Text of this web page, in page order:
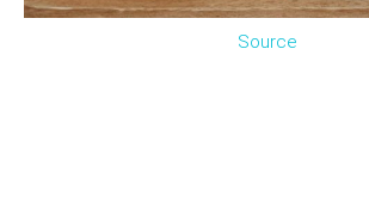
Source